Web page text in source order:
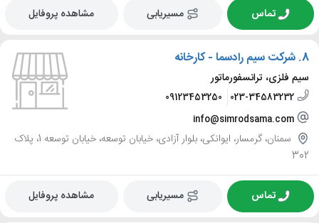
تماس مسیریابی مشاهده پروفایل
8. شرکت سیم رادسما - کارخانه
سیم فلزی، ترانسفورماتور
023-34583232
09123453250
info@simrodsama.com
سمنان، گرمسار، ایوانکی، بلوار آزادی، خیابان توسعه، خیابان توسعه 1، پلاک
302
تماس مسیریابی مشاهده پروفایل